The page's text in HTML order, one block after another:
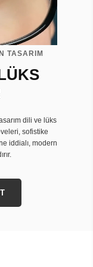
TASARIM
dili ve lüks
sofistike
iddialı, modern